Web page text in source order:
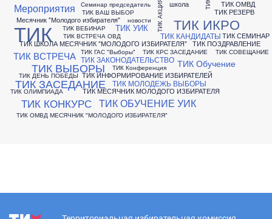
Мероприятия
Месячник "Молодого избирателя"
Семинар председатель
ТИК
ТИК ШКОЛА МЕСЯЧНИК "МОЛОДОГО ИЗБИРАТЕЛЯ"
ТИК АКЦИЯ
ТИК ВАШ ВЫБОР
ТИК ВЕБИНАР
ТИК ВСТРЕЧА
ТИК ВСТРЕЧА ОВД
ТИК ВЫБОРЫ
ТИК ГАС "Выборы"
ТИК ДЕНЬ ПОБЕДЫ
ТИК ЗАКОНОДАТЕЛЬСТВО
ТИК ЗАСЕДАНИЕ
ТИК ИКРО
ТИК ИНФОРМИРОВАНИЕ ИЗБИРАТЕЛЕЙ
ТИК КАНДИДАТЫ
ТИК КОНКУРС
ТИК КРС ЗАСЕДАНИЕ
ТИК Конференция
ТИК МЕСЯЧНИК МОЛОДОГО ИЗБИРАТЕЛЯ
ТИК МОЛОДЕЖЬ ВЫБОРЫ
ТИК ОБУЧЕНИЕ УИК
ТИК ОЛИМПИАДА
ТИК ОМВД
ТИК ОМВД МЕСЯЧНИК "МОЛОДОГО ИЗБИРАТЕЛЯ"
ТИК Обучение
ТИК ПОЗДРАВЛЕНИЕ
ТИК РЕЗЕРВ
ТИК СЕМИНАР
ТИК СОВЕЩАНИЕ
ТИК УИК
новости
школа